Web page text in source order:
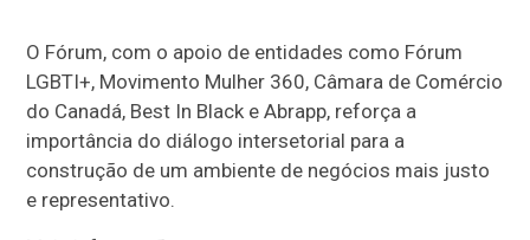
O Fórum, com o apoio de entidades como Fórum
LGBTI+, Movimento Mulher 360, Câmara de Comércio
do Canadá, Best In Black e Abrapp, reforça a
importância do diálogo intersetorial para a
construção de um ambiente de negócios mais justo
e representativo.